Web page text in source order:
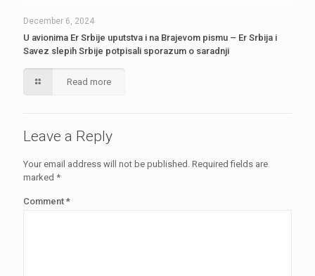
December 6, 2024
U avionima Er Srbije uputstva i na Brajevom pismu – Er Srbija i
Savez slepih Srbije potpisali sporazum o saradnji
Read more
Leave a Reply
Your email address will not be published. Required fields are
marked *
Comment *